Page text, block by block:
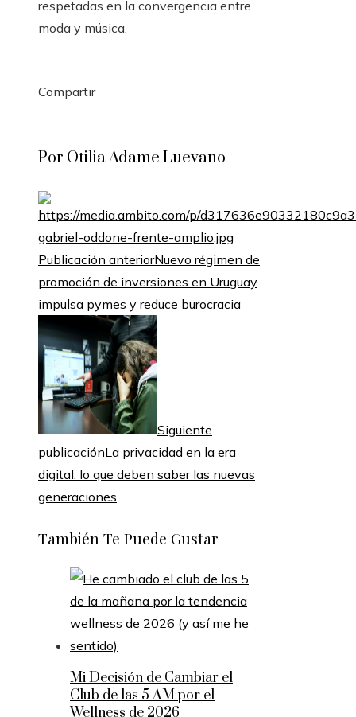
respetadas en la convergencia entre
moda y música.
Compartir
Por Otilia Adame Luevano
Publicación anteriorNuevo régimen de
promoción de inversiones en Uruguay
impulsa pymes y reduce burocracia
Siguiente
publicaciónLa privacidad en la era
digital: lo que deben saber las nuevas
generaciones
También Te Puede Gustar
Mi Decisión de Cambiar el
Club de las 5 AM por el
Wellness de 2026